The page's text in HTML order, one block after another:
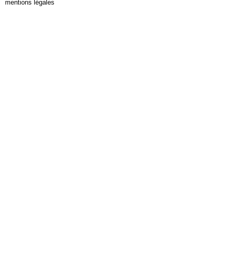
mentions légales